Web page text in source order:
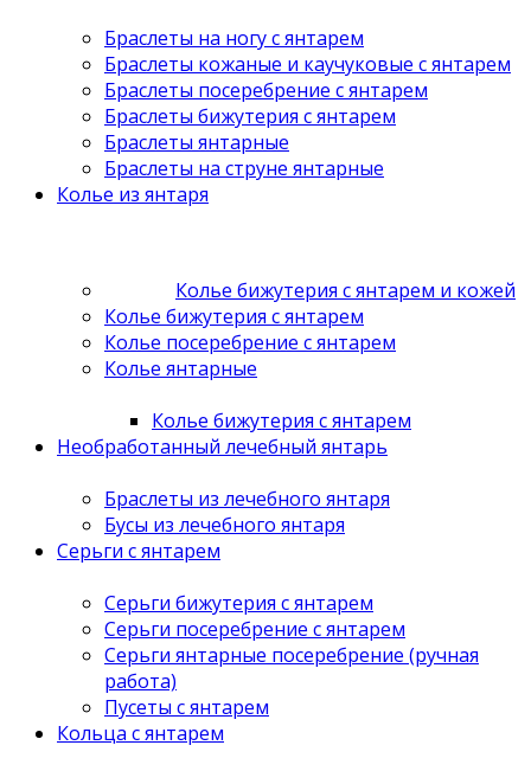
Браслеты на ногу с янтарем
Браслеты кожаные и каучуковые с янтарем
Браслеты посеребрение с янтарем
Браслеты бижутерия с янтарем
Браслеты янтарные
Браслеты на струне янтарные
Колье из янтаря
Колье бижутерия с янтарем и кожей
Колье бижутерия с янтарем
Колье посеребрение с янтарем
Колье янтарные
Колье бижутерия с янтарем
Необработанный лечебный янтарь
Браслеты из лечебного янтаря
Бусы из лечебного янтаря
Серьги с янтарем
Серьги бижутерия с янтарем
Серьги посеребрение с янтарем
Серьги янтарные посеребрение (ручная
работа)
Пусеты с янтарем
Кольца с янтарем